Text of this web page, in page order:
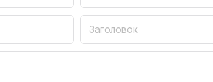
Заголовок